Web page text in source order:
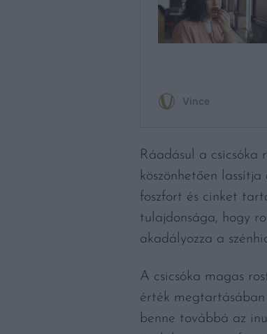
Ráadásul a csicsóka
köszönhetően
foszfort és cinket
tulajdonsága, hogy
akadályozza a
A csicsóka magas
érték
benne továbbá az